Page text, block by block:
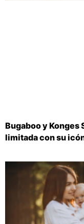
Bugaboo y
limitada con su